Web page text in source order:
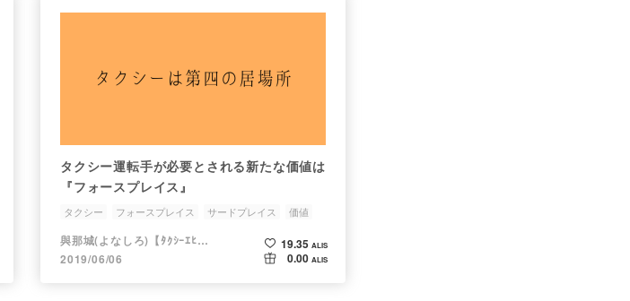
タクシー運転手が必要とされる新たな価値は
『フォースプレイス』
タクシー フォースプレイス サードプレイス
価値
居場所
與那城(よなしろ)【ﾀｸｼｰｴﾋﾟｿｰﾄﾞｺﾚｸﾀｰ】
2019/06/06
19.35 ALIS
0.00 ALIS